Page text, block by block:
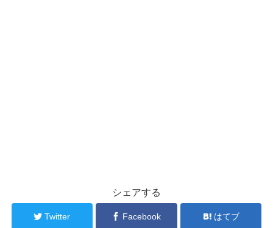
シェアする
Twitter Facebook はてブ